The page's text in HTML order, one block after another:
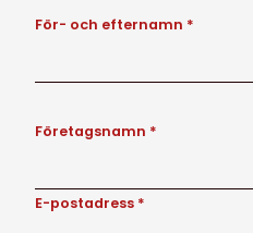
För- och efternamn *
Företagsnamn *
E-postadress *